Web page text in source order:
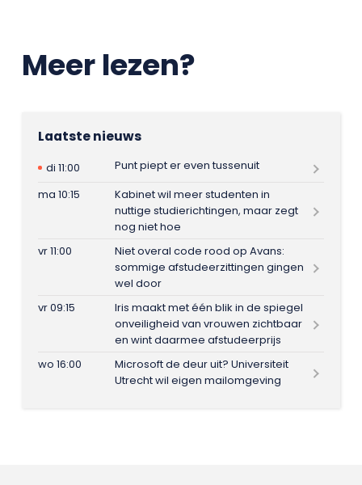
Meer lezen?
Laatste nieuws
di 11:00
Punt piept er even tussenuit
ma 10:15
Kabinet wil meer studenten in
nuttige studierichtingen, maar zegt
nog niet hoe
vr 11:00
Niet overal code rood op Avans:
sommige afstudeerzittingen gingen
wel door
vr 09:15
Iris maakt met één blik in de spiegel
onveiligheid van vrouwen zichtbaar
en wint daarmee afstudeerprijs
wo 16:00
Microsoft de deur uit? Universiteit
Utrecht wil eigen mailomgeving